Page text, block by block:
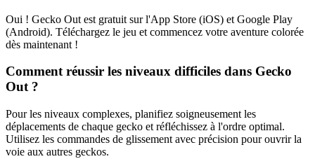
Oui ! Gecko Out est gratuit sur l'App Store (iOS) et Google Play
(Android). Téléchargez le jeu et commencez votre aventure colorée
dès maintenant !
Comment réussir les niveaux difficiles dans Gecko
Out ?
Pour les niveaux complexes, planifiez soigneusement les
déplacements de chaque gecko et réfléchissez à l'ordre optimal.
Utilisez les commandes de glissement avec précision pour ouvrir la
voie aux autres geckos.